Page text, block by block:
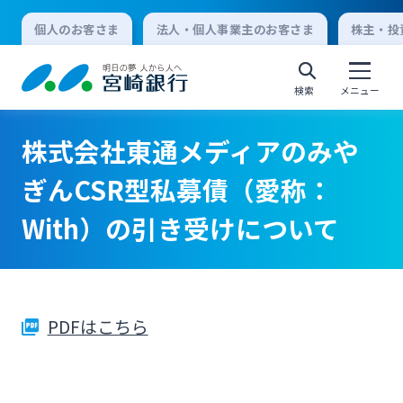
個人のお客さま 法人・個人事業主のお客さま 株主・
検索 メニュー
個人向けインターネットバンキング
ログオン
株式会社東通メディアのみや
ぎんCSR型私募債（愛称：
With）の引き受けについて
PDFはこちら